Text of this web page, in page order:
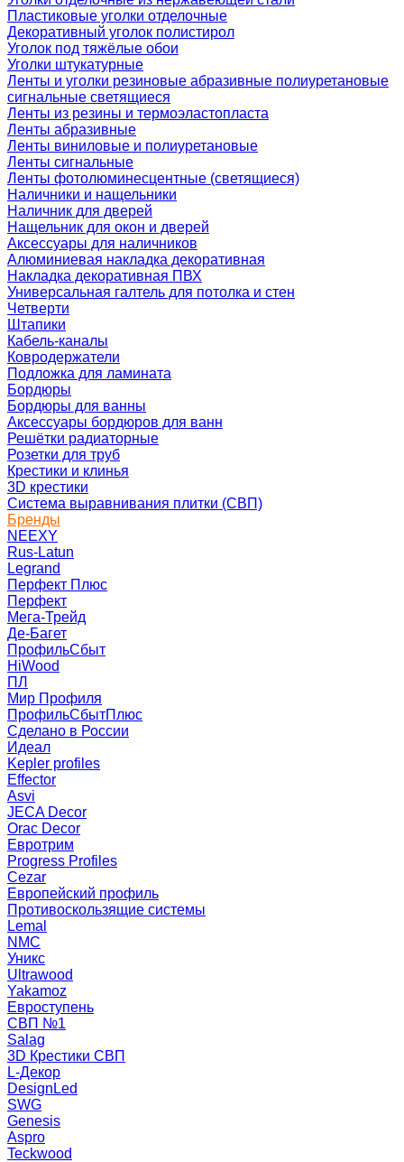
Пластиковые уголки отделочные
Декоративный уголок полистирол
Уголок под тяжёлые обои
Уголки штукатурные
Ленты и уголки резиновые абразивные полиуретановые
сигнальные светящиеся
Ленты из резины и термоэластопласта
Ленты абразивные
Ленты виниловые и полиуретановые
Ленты сигнальные
Ленты фотолюминесцентные (светящиеся)
Наличники и нащельники
Наличник для дверей
Нащельник для окон и дверей
Аксессуары для наличников
Алюминиевая накладка декоративная
Накладка декоративная ПВХ
Универсальная галтель для потолка и стен
Четверти
Штапики
Кабель-каналы
Ковродержатели
Подложка для ламината
Бордюры
Бордюры для ванны
Аксессуары бордюров для ванн
Решётки радиаторные
Розетки для труб
Крестики и клинья
3D крестики
Система выравнивания плитки (СВП)
Бренды
NEEXY
Rus-Latun
Legrand
Перфект Плюс
Перфект
Мега-Трейд
Де-Багет
ПрофильСбыт
HiWood
ПЛ
Мир Профиля
ПрофильСбытПлюс
Сделано в России
Идеал
Kepler profiles
Effector
Asvi
JECA Decor
Orac Decor
Евротрим
Progress Profiles
Cezar
Европейский профиль
Противоскользящие системы
Lemal
NMC
Уникс
Ultrawood
Yakamoz
Евроступень
СВП №1
Salag
3D Крестики СВП
L-Декор
DesignLed
SWG
Genesis
Aspro
Teckwood